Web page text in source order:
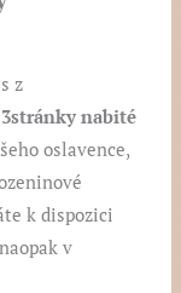
z
3stránky nabité
oslavence,
k dispozici
v